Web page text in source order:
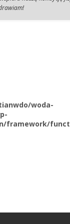
krystianwdo/
woda-
framework/